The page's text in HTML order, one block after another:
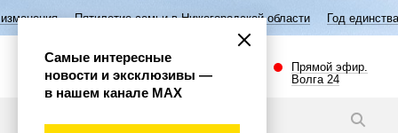
семьи в Нижегородской области Год единства народов России
Прямой эфир.
Волга 24
Самые интересные
новости и эксклюзивы —
в нашем канале МАХ